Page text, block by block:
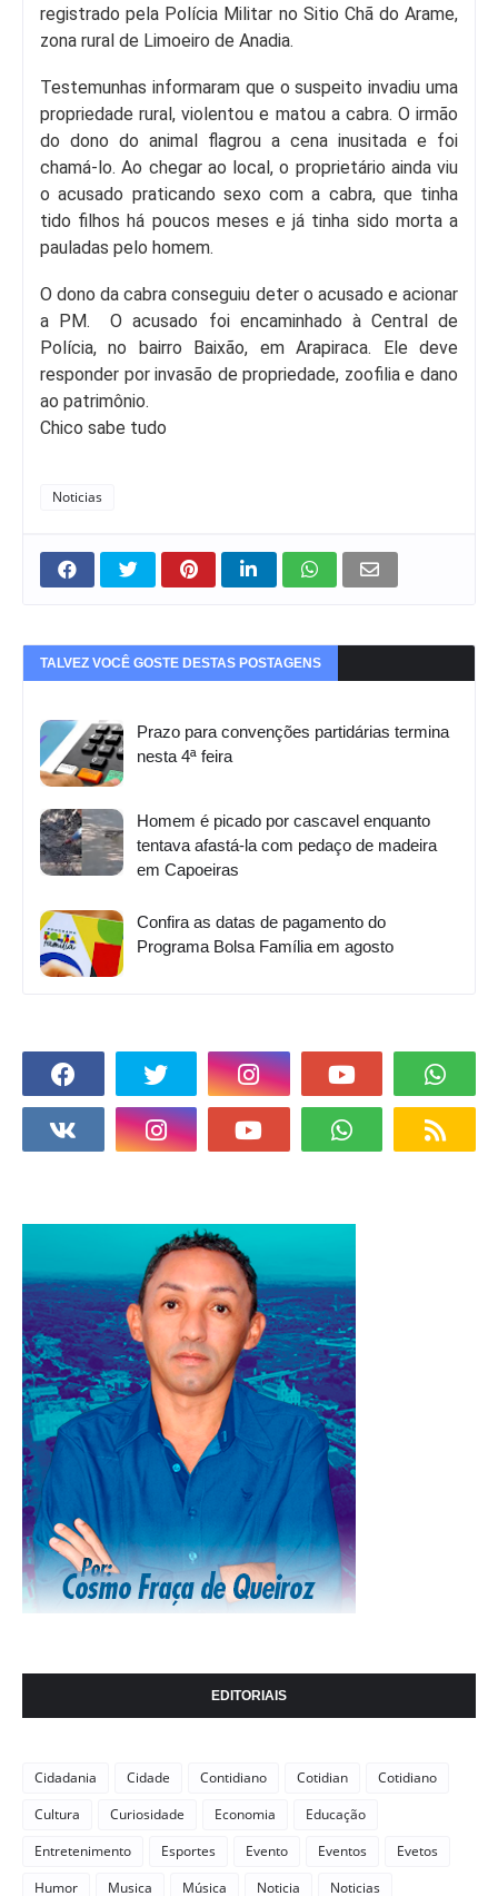
registrado pela Polícia Militar no Sitio Chã do Arame,
zona rural de Limoeiro de Anadia.
Testemunhas informaram que o suspeito invadiu uma
propriedade rural, violentou e matou a cabra. O irmão
do dono do animal flagrou a cena inusitada e foi
chamá-lo. Ao chegar ao local, o proprietário ainda viu
o acusado praticando sexo com a cabra, que tinha
tido filhos há poucos meses e já tinha sido morta a
pauladas pelo homem.
O dono da cabra conseguiu deter o acusado e acionar
a PM. O acusado foi encaminhado à Central de
Polícia, no bairro Baixão, em Arapiraca. Ele deve
responder por invasão de propriedade, zoofilia e dano
ao patrimônio.
Chico sabe tudo
Noticias
TALVEZ VOCÊ GOSTE DESTAS POSTAGENS
Prazo para convenções partidárias termina
nesta 4ª feira
Homem é picado por cascavel enquanto
tentava afastá-la com pedaço de madeira
em Capoeiras
Confira as datas de pagamento do
Programa Bolsa Família em agosto
EDITORIAIS
Cidadania Cidade Contidiano Cotidian
Cotidiano
Cultura
Curiosidade Economia
Educação
Entretenimento
Esportes Evento Eventos
Evetos
Humor
Musica Música Noticia Noticias